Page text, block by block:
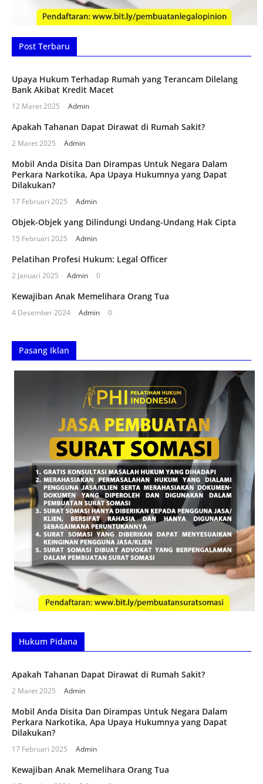
Post Terbaru
Upaya Hukum Terhadap Rumah yang Terancam Dilelang
Bank Akibat Kredit Macet
12 Maret 2025 Admin
Apakah Tahanan Dapat Dirawat di Rumah Sakit?
2 Maret 2025 Admin
Mobil Anda Disita Dan Dirampas Untuk Negara Dalam
Perkara Narkotika, Apa Upaya Hukumnya yang Dapat
Dilakukan?
17 Februari 2025 Admin
Objek-Objek yang Dilindungi Undang-Undang Hak Cipta
15 Februari 2025 Admin
Pelatihan Profesi Hukum: Legal Officer
2 Januari 2025 Admin 0
Kewajiban Anak Memelihara Orang Tua
4 Desember 2024 Admin 0
Pasang Iklan
Hukum Pidana
Apakah Tahanan Dapat Dirawat di Rumah Sakit?
2 Maret 2025 Admin
Mobil Anda Disita Dan Dirampas Untuk Negara Dalam
Perkara Narkotika, Apa Upaya Hukumnya yang Dapat
Dilakukan?
17 Februari 2025 Admin
Kewajiban Anak Memelihara Orang Tua